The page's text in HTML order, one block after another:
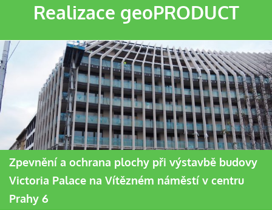
Realizace geoPRODUCT
Zpevnění a ochrana plochy při výstavbě budovy
Victoria Palace na Vítězném náměstí v centru
Prahy 6